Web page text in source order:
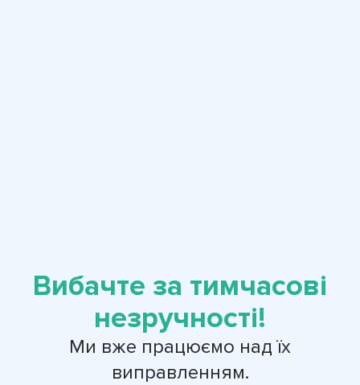
Вибачте за тимчасові
незручності!
Ми вже працюємо над їх
виправленням.